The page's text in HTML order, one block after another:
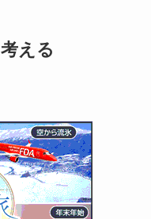
える